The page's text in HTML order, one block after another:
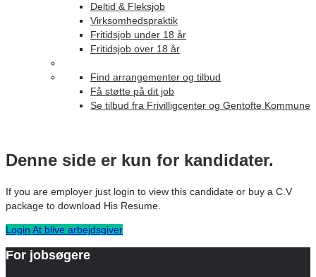
Deltid & Fleksjob
Virksomhedspraktik
Fritidsjob under 18 år
Fritidsjob over 18 år
Find arrangementer og tilbud
Få støtte på dit job
Se tilbud fra Frivilligcenter og Gentofte Kommune
Denne side er kun for kandidater.
If you are employer just login to view this candidate or buy a C.V
package to download His Resume.
Login At blive arbejdsgiver
For jobsøgere